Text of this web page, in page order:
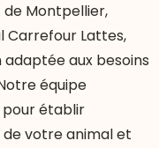
Montpellier,
Carrefour Lattes,
aux besoins
équipe
pour établir
votre animal et